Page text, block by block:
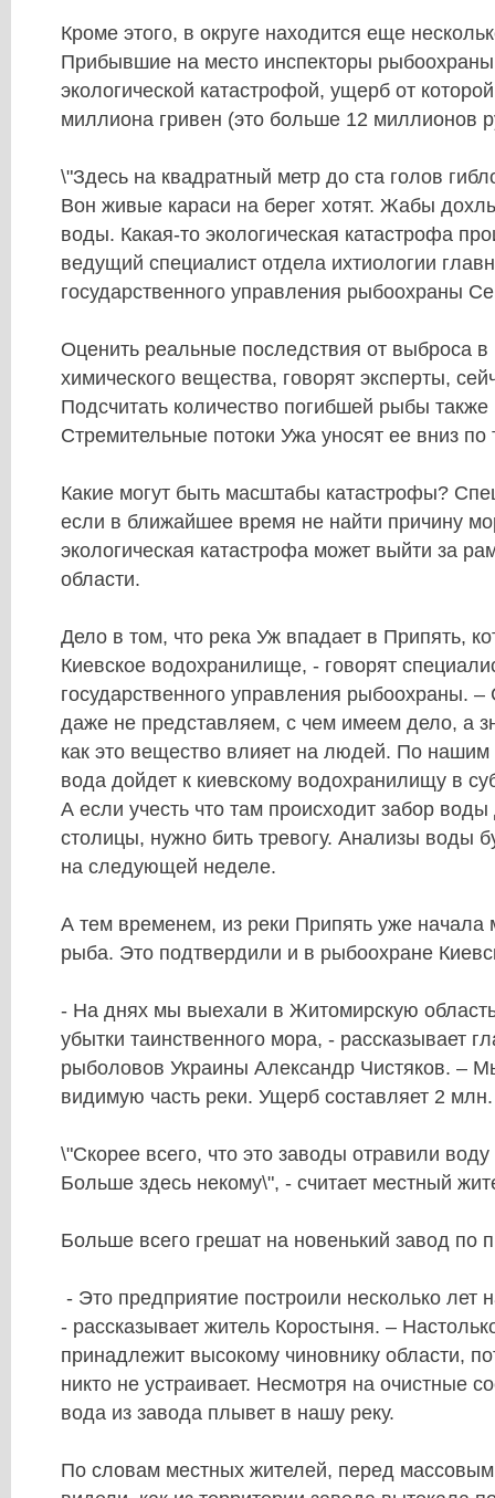
Кроме этого, в округе находится еще
Прибывшие на место инспекторы
экологической катастрофой, ущерб от
миллиона гривен (это больше 12 миллионов
\"Здесь на квадратный метр до ста голов
Вон живые караси на берег хотят. Жабы
воды. Какая-то экологическая катастрофа
ведущий специалист отдела ихтиологии
государственного управления рыбоохраны
Оценить реальные последствия от выброса в
химического вещества, говорят эксперты,
Подсчитать количество погибшей рыбы
Стремительные потоки Ужа уносят ее вниз по
Какие могут быть масштабы катастрофы?
если в ближайшее время не найти причину
экологическая катастрофа может выйти за
области.
Дело в том, что река Уж впадает в Припять,
Киевское водохранилище, - говорят
государственного управления рыбоохраны.
даже не представляем, с чем имеем дело, а
как это вещество влияет на людей. По нашим
вода дойдет к киевскому водохранилищу в
А если учесть что там происходит забор
столицы, нужно бить тревогу. Анализы воды
на следующей неделе.
А тем временем, из реки Припять уже начала
рыба. Это подтвердили и в рыбоохране
- На днях мы выехали в Житомирскую
убытки таинственного мора, - рассказывает
рыболовов Украины Александр Чистяков. –
видимую часть реки. Ущерб составляет 2 млн.
\"Скорее всего, что это заводы отравили
Больше здесь некому\", - считает местный
Больше всего грешат на новенький завод по
- Это предприятие построили несколько лет
- рассказывает житель Коростыня. –
принадлежит высокому чиновнику области,
никто не устраивает. Несмотря на очистные
вода из завода плывет в нашу реку.
По словам местных жителей, перед